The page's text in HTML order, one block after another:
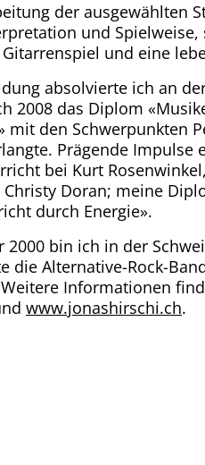
der ausgewählten
und
und eine
absolvierte ich an
2008 das Diplom
mit den Schwerpunkten
Prägende Impulse
bei Kurt
Doran; meine
durch Energie».
2000 bin ich in der
die Alternative-Rock-
Informationen
www.jonashirschi.ch.